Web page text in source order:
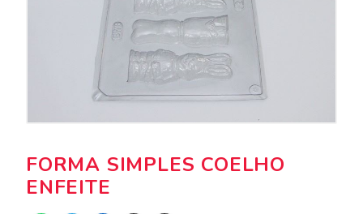
FORMA SIMPLES COELHO
ENFEITE